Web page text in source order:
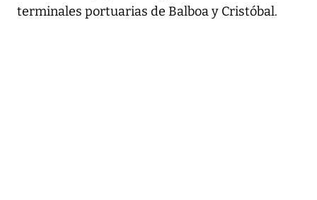
terminales portuarias de Balboa y Cristóbal.